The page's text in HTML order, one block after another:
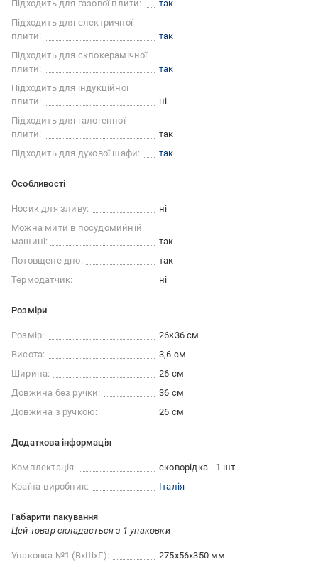
Підходить для газової плити:
так
Підходить для електричної
плити:
так
Підходить для склокерамічної
плити:
так
Підходить для індукційної
плити:
ні
Підходить для галогенної
плити:
так
Підходить для духової шафи:
так
Особливості
Носик для зливу:
ні
Можна мити в посудомийній
машині:
так
Потовщене дно:
так
Термодатчик:
ні
Розміри
Розмір:
26×36 см
Висота:
3,6 см
Ширина:
26 см
Довжина без ручки:
36 см
Довжина з ручкою:
26 см
Додаткова інформація
Комплектація:
сковорідка - 1 шт.
Країна-виробник:
Італія
Габарити пакування
Цей товар складається з 1 упаковки
Упаковка №1 (ВхШхГ):
275x56x350 мм